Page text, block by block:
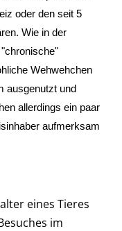
oder den seit 5
Wie in der
Wehwehchen
ausgenutzt und
allerdings ein paar
aufmerksam
eines Tieres
im